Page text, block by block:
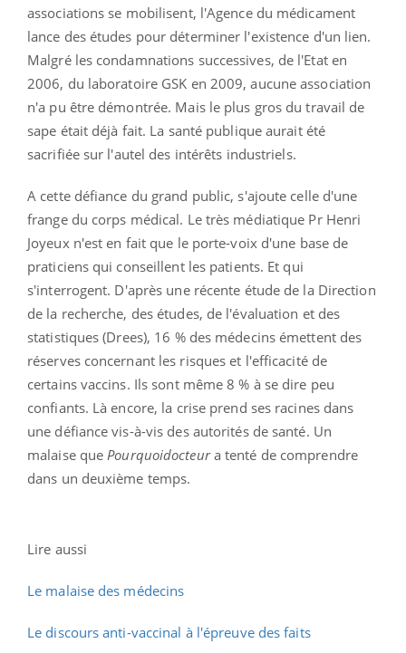
associations se mobilisent, l'Agence du médicament
lance des études pour déterminer l'existence d'un lien.
Malgré les condamnations successives, de l'Etat en
2006, du laboratoire GSK en 2009, aucune association
n'a pu être démontrée. Mais le plus gros du travail de
sape était déjà fait. La santé publique aurait été
sacrifiée sur l'autel des intérêts industriels.
A cette défiance du grand public, s'ajoute celle d'une
frange du corps médical. Le très médiatique Pr Henri
Joyeux n'est en fait que le porte-voix d'une base de
praticiens qui conseillent les patients. Et qui
s'interrogent. D'après une récente étude de la Direction
de la recherche, des études, de l'évaluation et des
statistiques (Drees), 16 % des médecins émettent des
réserves concernant les risques et l'efficacité de
certains vaccins. Ils sont même 8 % à se dire peu
confiants. Là encore, la crise prend ses racines dans
une défiance vis-à-vis des autorités de santé. Un
malaise quePourquoidocteura tenté de comprendre
dans un deuxième temps.
Lire aussi
Le malaise des médecins
Le discours anti-vaccinal à l'épreuve des faits